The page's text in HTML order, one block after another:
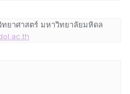
ยาศาสตร์ มหาวิทยาลัยมหิดล